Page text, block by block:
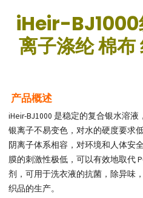
片
-
IHEIR
防霉
抗菌
iHeir-BJ1000
离子涤纶 棉
产品概述
iHeir-BJ1000 是稳定的复合银水溶
银离子不易变色，对水的硬度要求
阴离子体系相容，对环境和人体安
膜的刺激性极低，可以有效地取代
剂，可用于洗衣液的抗菌，除异味
织品的生产。